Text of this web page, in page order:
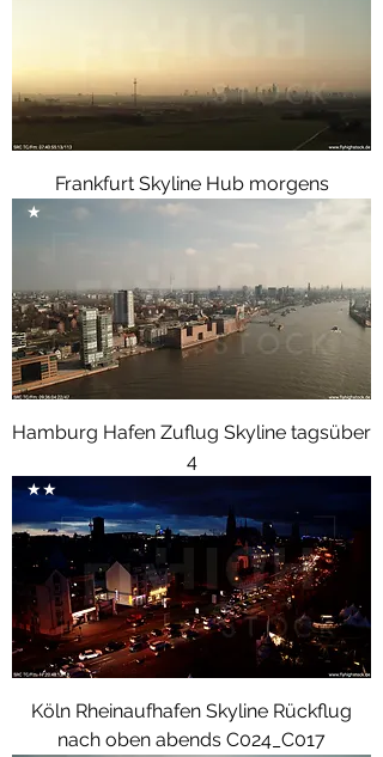
Frankfurt Skyline Hub morgens
★
Hamburg Hafen Zuflug Skyline tagsüber
4
★★
Köln Rheinaufhafen Skyline Rückflug
nach oben abends C024_C017